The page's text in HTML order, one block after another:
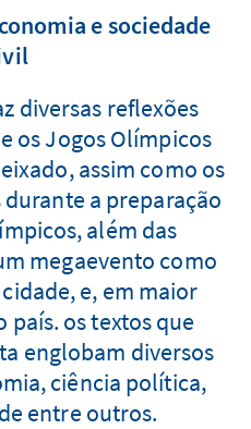
e sociedade
diversas reflexões
os Jogos Olímpicos
assim como os
a preparação
além das
megaevento como
e, em maior
país. os textos que
englobam diversos
ciência política,
entre outros.